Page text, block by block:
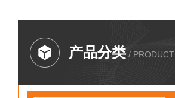
产品分类 / PRODUCT